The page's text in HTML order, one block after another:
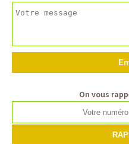
On vous